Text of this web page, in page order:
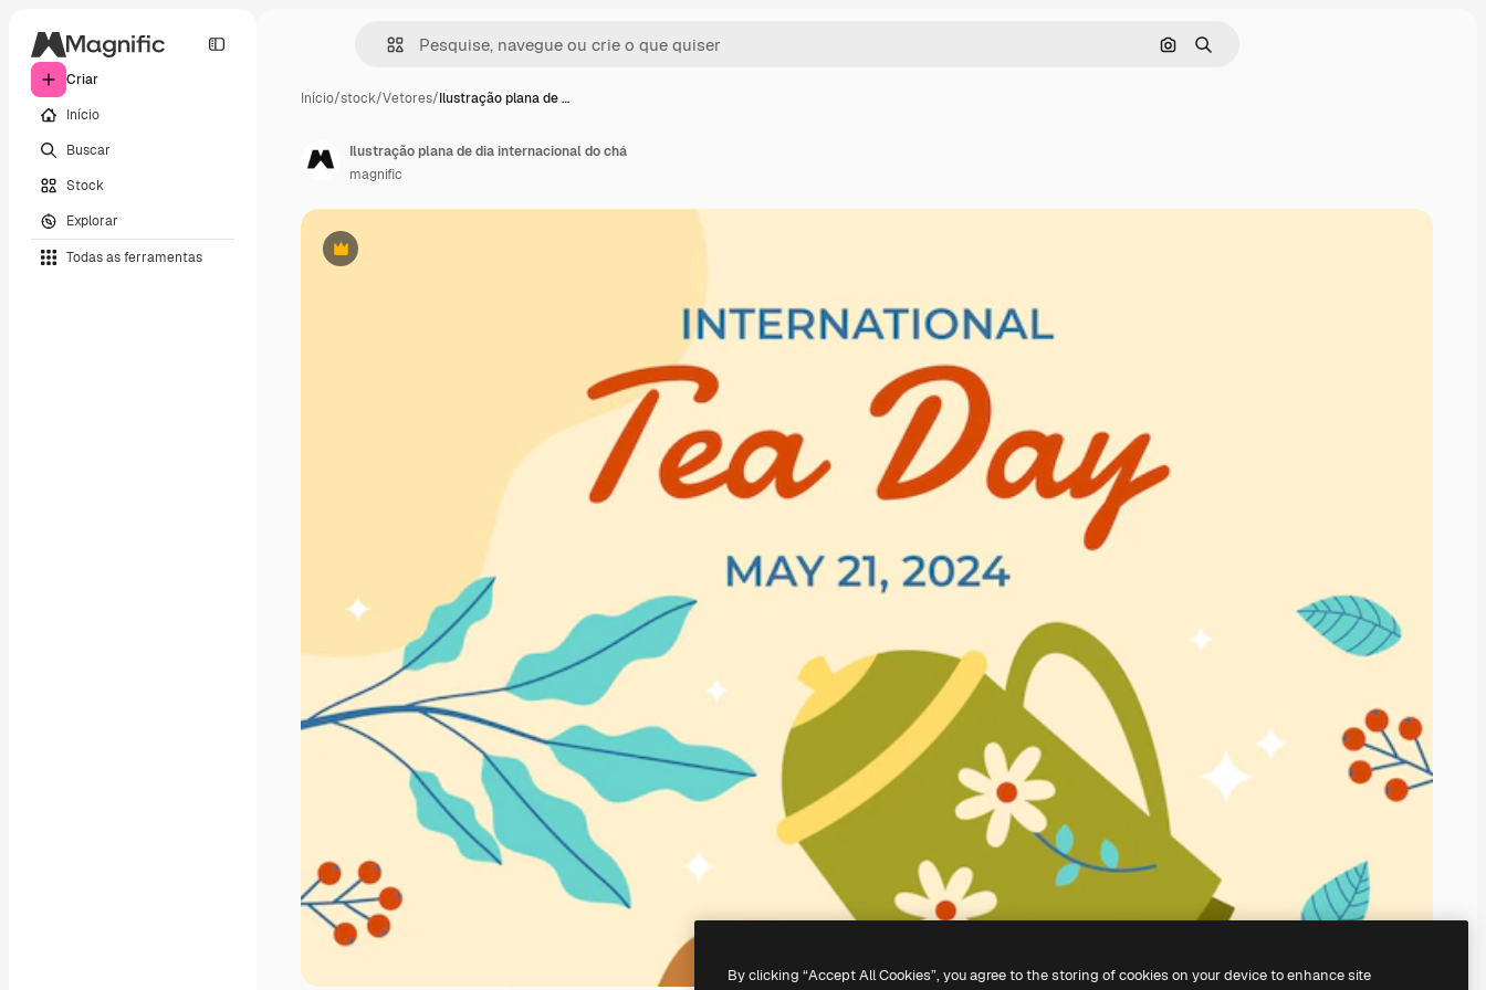
Criar
Início
Buscar
Stock
Explorar
Todas as ferramentas
Pesquisar por imagem
Buscar
Início/stock/Vetores/Ilustração plana de …
Premium
Ilustração plana de dia internacional do chá
magnific
By clicking “Accept All Cookies”, you agree to the storing of cookies on your device to enhance site